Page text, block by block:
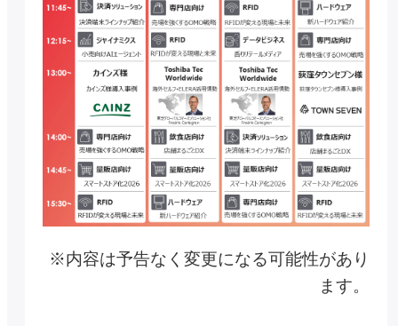
※内容は予告なく変更になる可能性があり
ます。